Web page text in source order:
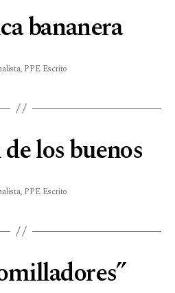
bananera
, PPE Escrito
los buenos
, PPE Escrito